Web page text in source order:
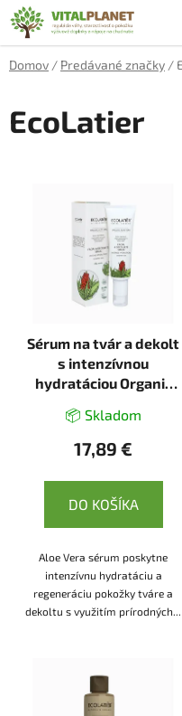
Prejsť
na
obsah
Domov / Predávané značky /
EcoLatier
Sérum na tvár a dekolt
s intenzívnou
hydratáciou Organic
Ecolatier
📦 Skladom
17,89 €
DO KOŠÍKA
Aloe Vera sérum poskytne
intenzívnu hydratáciu a
regeneráciu pokožky tváre a
dekoltu s využitím prírodných...